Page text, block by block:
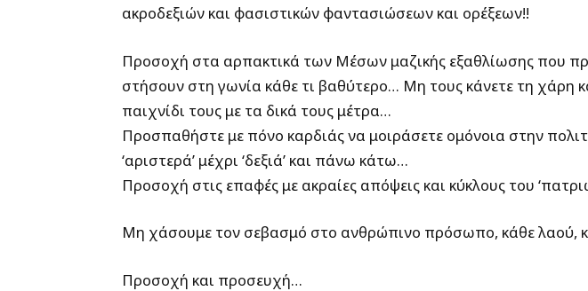
ακροδεξιών και φασιστικών φαντασιώσεων και ορέξεων!!
Προσοχή στα αρπακτικά των Μέσων μαζικής εξαθλίωσης που
στήσουν στη γωνία κάθε τι βαθύτερο… Μη τους κάνετε τη χάρη
παιχνίδι τους με τα δικά τους μέτρα…
Προσπαθήστε με πόνο καρδιάς να μοιράσετε ομόνοια στην
‘αριστερά’ μέχρι ‘δεξιά’ και πάνω κάτω…
Προσοχή στις επαφές με ακραίες απόψεις και κύκλους του
Μη χάσουμε τον σεβασμό στο ανθρώπινο πρόσωπο, κάθε λαού,
Προσοχή και προσευχή…